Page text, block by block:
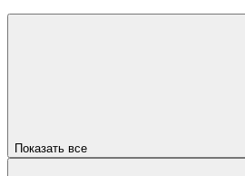
Показать все